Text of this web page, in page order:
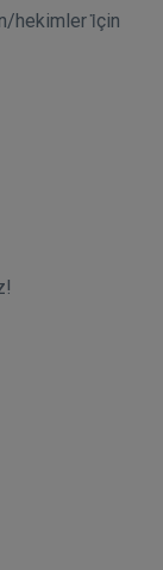
hekimler i̇çin